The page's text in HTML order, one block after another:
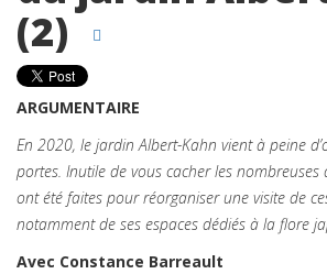
(2)
ARGUMENTAIRE
En 2020, le jardin Albert-Kahn vient à peine
portes. Inutile de vous cacher les
ont été faites pour réorganiser une visite de
notamment de ses espaces dédiés à la flore
Avec Constance Barreault